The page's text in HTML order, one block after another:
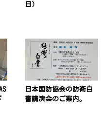
日）
日本国防協会の防衛白
書講演会のご案内。